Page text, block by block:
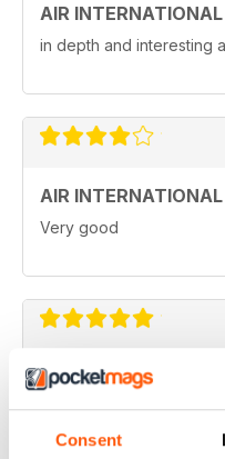
Consent
AIR INTERNATIONAL
in depth and interesting
AIR INTERNATIONAL
Very good
AIR INTERNATIONAL
love it